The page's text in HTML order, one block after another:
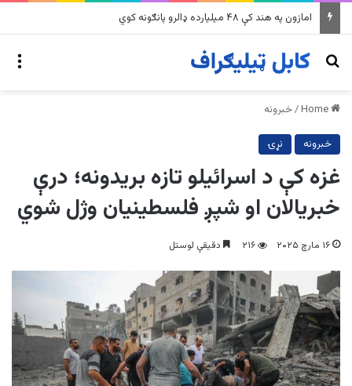
په وینزویلا کې زورورو زلزلو پراخ زیانونه اړولي
Search for
/خبرونه
خبرونه نړۍ
غزه کې د اسرائیلو تازه بریدونه؛ درې
خبریالان او شپږ فلسطینیان وژل شوي
۱۶ مارچ ۲۰۲۵ ۲۱۶ دقیقې لوستل